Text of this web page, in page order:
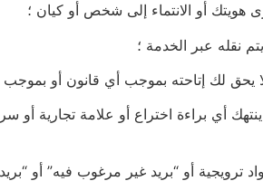
أو الانتماء إلى شخص أو كيان ؛
نقله عبر الخدمة ؛
يحق لك إتاحته بموجب أي قانون أو
أي براءة اختراع أو علامة تجارية
ترويجية أو “بريد غير مرغوب فيه”